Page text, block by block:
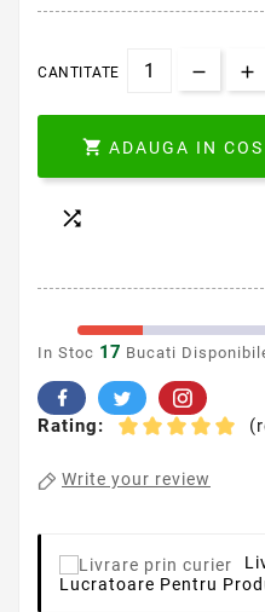
CANTITATE
 ADAUGA IN COS

In Stoc 17 Bucati
Rating:
Write your review
Lucratoare Pentru